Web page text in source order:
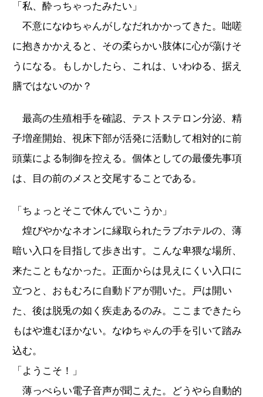
「私、酔っちゃったみたい」
不意になゆちゃんがしなだれかかってきた。咄嗟
に抱きかかえると、その柔らかい肢体に心が蕩けそ
うになる。もしかしたら、これは、いわゆる、据え
膳ではないのか？
最高の生殖相手を確認、テストステロン分泌、精
子増産開始、視床下部が活発に活動して相対的に前
頭葉による制御を控える。個体としての最優先事項
は、目の前のメスと交尾することである。
「ちょっとそこで休んでいこうか」
煌びやかなネオンに縁取られたラブホテルの、薄
暗い入口を目指して歩き出す。こんな卑猥な場所、
来たこともなかった。正面からは見えにくい入口に
立つと、おもむろに自動ドアが開いた。戸は開い
た、後は脱兎の如く疾走あるのみ。ここまできたら
もはや進むほかない。なゆちゃんの手を引いて踏み
込む。
「ようこそ！」
薄っぺらい電子音声が聞こえた。どうやら自動的